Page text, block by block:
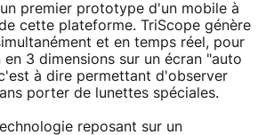
premier prototype d'un mobile à
cette plateforme. TriScope génère
et en temps réel, pour
en 3 dimensions sur un écran "auto
à dire permettant d'observer
porter de lunettes spéciales.
reposant sur un